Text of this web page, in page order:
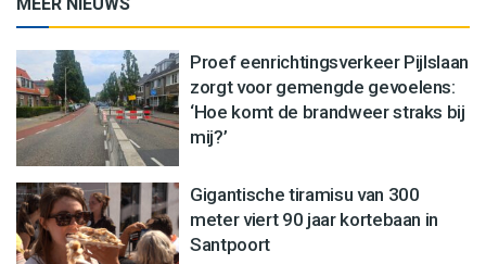
Proef eenrichtingsverkeer Pijlslaan
zorgt voor gemengde gevoelens:
‘Hoe komt de brandweer straks bij
mij?’
Gigantische tiramisu van 300
meter viert 90 jaar kortebaan in
Santpoort